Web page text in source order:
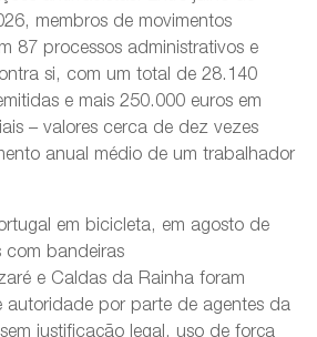
membros de movimentos
87 processos administrativos e
si, com um total de 28.140
e mais 250.000 euros em
– valores cerca de dez vezes
anual médio de um trabalhador
em bicicleta, em agosto de
com bandeiras
e Caldas da Rainha foram
autoridade por parte de agentes da
justificação legal, uso de força